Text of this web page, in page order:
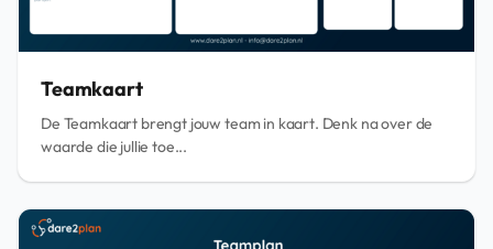
Teamkaart
De Teamkaart brengt jouw team in kaart. Denk na over de
waarde die jullie toe...